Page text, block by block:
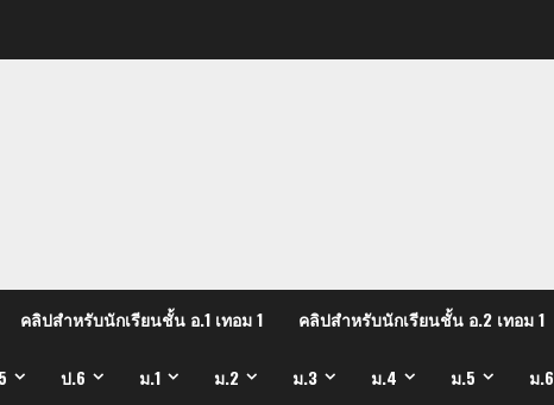
คลิปสำหรับนักเรียนชั้น อ.1 เทอม 1 คลิปสำหรับนักเรียนชั้น อ.2 เทอม 1
ป.6 ม.1 ม.2 ม.3 ม.4 ม.5 ม.6